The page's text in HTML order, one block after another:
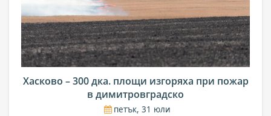
Хасково – 300 дка. площи изгоряха при пожар
в димитровградско
петък, 31 юли